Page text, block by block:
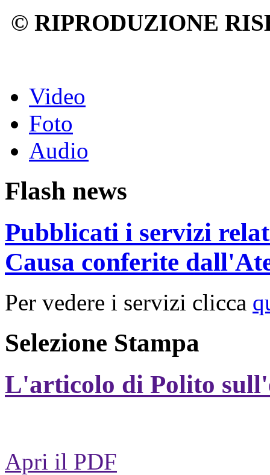
© RIPRODUZIONE
Video
Foto
Audio
Flash news
Pubblicati i servizi
Causa conferite
Per vedere i servizi clicca
Selezione Stampa
L'articolo di Polito
Apri il PDF